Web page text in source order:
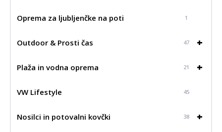
Oprema za ljubljenčke na poti 1
+
Outdoor & Prosti čas 47
+
Plaža in vodna oprema 21
VW Lifestyle 45
+
Nosilci in potovalni kovčki 38